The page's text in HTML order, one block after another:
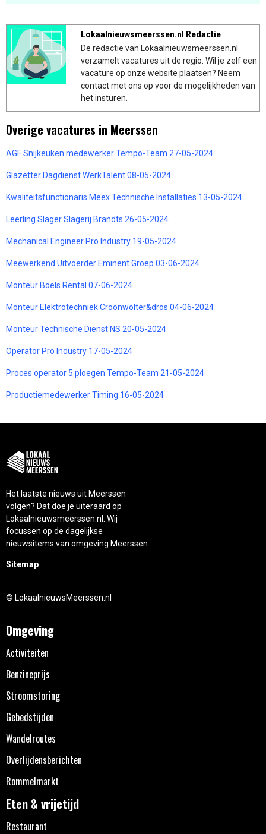
Lokaalnieuwsmeerssen.nl Redactie
De redactie van Lokaalnieuwsmeerssen.nl
verzamelt vacatures uit de regio. Wil je zelf een
vacature op onze website plaatsen? Neem
contact met ons op voor de mogelijkheden van
het insturen.
Overige vacatures in Meerssen
AGF Snijkeuken medewerker Tempo-Team 27-05-2024
Glazetter Dagdienst WerkTalent 08-05-2024
Kwaliteitsfunctionaris Meex Technische Installaties 13-05-2024
Leerling Slager Slagerij Brandts 26-05-2024
Mechanical Engineer Pro Industry 19-05-2024
Meewerkend Uitvoerder Eminent Groep 03-06-2024
Monteur Boels Rental 07-06-2024
Monteur Elektrotechniek Croonwolter&dros 04-06-2024
Monteur Technische Dienst NS 20-05-2024
Operator Pro Industry 17-05-2024
Proces operator 5 ploegen Tempo-Team 21-05-2024
Productiemedewerker Timing 16-05-2024
Het laatste nieuws uit Meerssen
volgen? Dat doe je uiteraard op
Lokaalnieuwsmeerssen.nl. Wij
focussen op de dagelijkse
nieuwsitems van omgeving Meerssen.
Sitemap
© LokaalnieuwsMeerssen.nl
Omgeving
Activiteiten
Benzineprijs
Stroomstoring
Gebedstijden
Wandelroutes
Overlijdensberichten
Rommelmarkt
Eten & vrijetijd
Restaurant